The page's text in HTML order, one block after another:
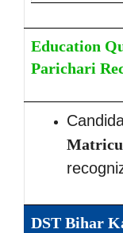
Education
Parichari
DST Bihar